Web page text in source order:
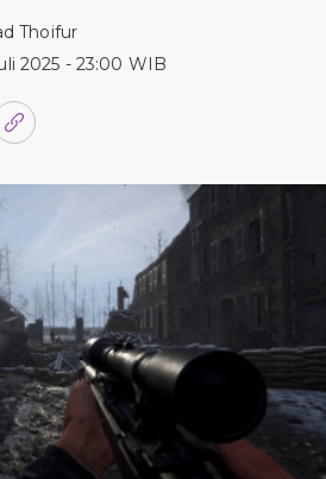
Thoifur
2025 - 23:00 WIB